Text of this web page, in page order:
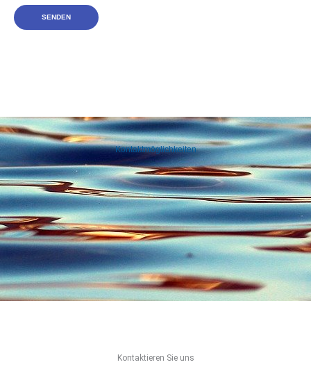
SENDEN
Kontaktmöglichkeiten
Kontaktieren Sie uns